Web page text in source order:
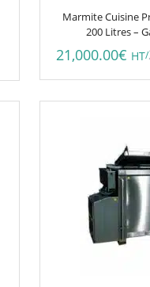
Marmite Cuisine
200 Litres –
21,000.00€ HT/